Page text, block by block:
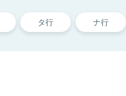
タ行 ナ行